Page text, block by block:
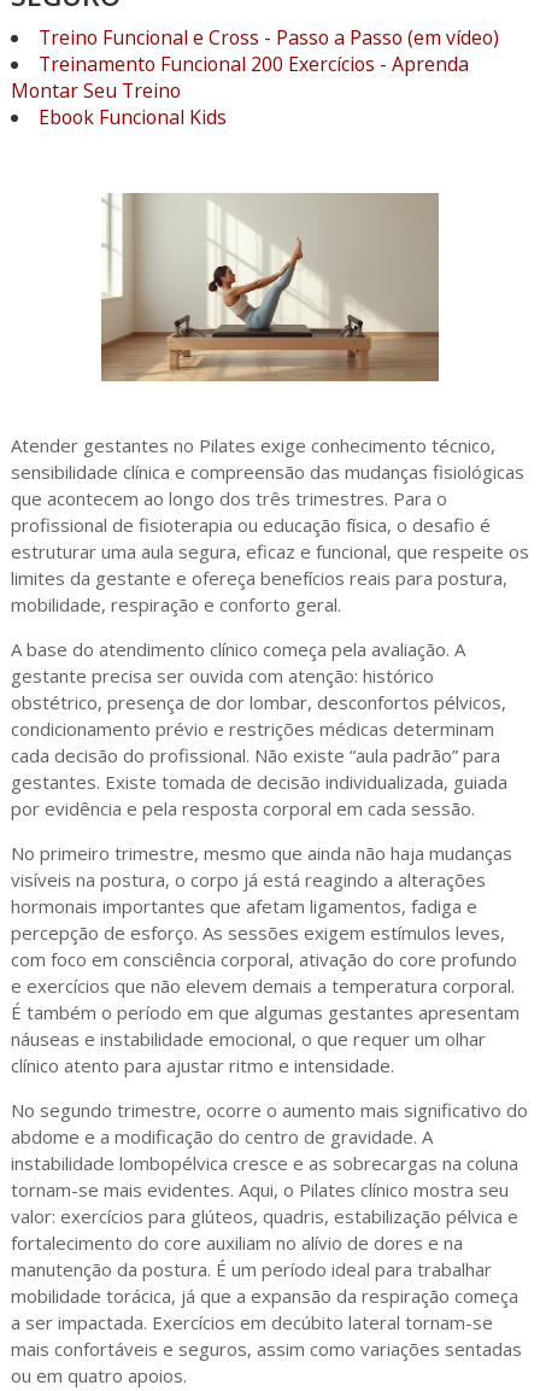
Treino Funcional e Cross - Passo a Passo (em vídeo)
Treinamento Funcional 200 Exercícios - Aprenda
Montar Seu Treino
Ebook Funcional Kids
Atender gestantes no Pilates exige conhecimento técnico,
sensibilidade clínica e compreensão das mudanças fisiológicas
que acontecem ao longo dos três trimestres. Para o
profissional de fisioterapia ou educação física, o desafio é
estruturar uma aula segura, eficaz e funcional, que respeite os
limites da gestante e ofereça benefícios reais para postura,
mobilidade, respiração e conforto geral.
A base do atendimento clínico começa pela avaliação. A
gestante precisa ser ouvida com atenção: histórico
obstétrico, presença de dor lombar, desconfortos pélvicos,
condicionamento prévio e restrições médicas determinam
cada decisão do profissional. Não existe “aula padrão” para
gestantes. Existe tomada de decisão individualizada, guiada
por evidência e pela resposta corporal em cada sessão.
No primeiro trimestre, mesmo que ainda não haja mudanças
visíveis na postura, o corpo já está reagindo a alterações
hormonais importantes que afetam ligamentos, fadiga e
percepção de esforço. As sessões exigem estímulos leves,
com foco em consciência corporal, ativação do core profundo
e exercícios que não elevem demais a temperatura corporal.
É também o período em que algumas gestantes apresentam
náuseas e instabilidade emocional, o que requer um olhar
clínico atento para ajustar ritmo e intensidade.
No segundo trimestre, ocorre o aumento mais significativo do
abdome e a modificação do centro de gravidade. A
instabilidade lombopélvica cresce e as sobrecargas na coluna
tornam-se mais evidentes. Aqui, o Pilates clínico mostra seu
valor: exercícios para glúteos, quadris, estabilização pélvica e
fortalecimento do core auxiliam no alívio de dores e na
manutenção da postura. É um período ideal para trabalhar
mobilidade torácica, já que a expansão da respiração começa
a ser impactada. Exercícios em decúbito lateral tornam-se
mais confortáveis e seguros, assim como variações sentadas
ou em quatro apoios.